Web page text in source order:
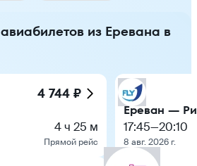
из Еревана в
4 744 ₽
4 ч 25 м
Прямой рейс
Ереван —
17:45—20:10
8 авг. 2026 г.